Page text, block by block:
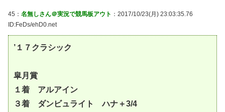
45： 名無しさん＠実況で競馬板アウト ：2017/10/23(月) 23:03:35.76
ID:FeDs/ehD0.net
’１７クラシック
皐月賞
１着 アルアイン
３着 ダンビュライト ハナ＋3/4